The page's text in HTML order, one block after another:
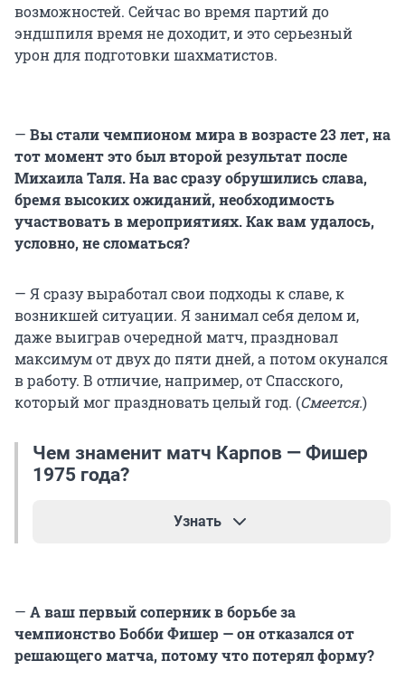
возможностей. Сейчас во время партий до
эндшпиля время не доходит, и это серьезный
урон для подготовки шахматистов.
— Вы стали чемпионом мира в возрасте 23 лет, на
тот момент это был второй результат после
Михаила Таля. На вас сразу обрушились слава,
бремя высоких ожиданий, необходимость
участвовать в мероприятиях. Как вам удалось,
условно, не сломаться?
— Я сразу выработал свои подходы к славе, к
возникшей ситуации. Я занимал себя делом и,
даже выиграв очередной матч, праздновал
максимум от двух до пяти дней, а потом окунался
в работу. В отличие, например, от Спасского,
который мог праздновать целый год. (Смеется.)
Чем знаменит матч Карпов — Фишер
1975 года?
Узнать
должен был выступать против молодого
гроссмейстера из Советского Союза Анатолия
Карпова, звезда которого взошла очень быстро:
— А ваш первый соперник в борьбе за
чемпионство Бобби Фишер — он отказался от
решающего матча, потому что потерял форму?